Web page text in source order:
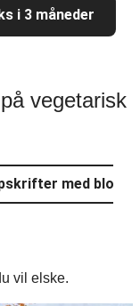
i 3 måneder
vegetarisk
med
vil elske.